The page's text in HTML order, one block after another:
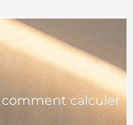
comment calculer